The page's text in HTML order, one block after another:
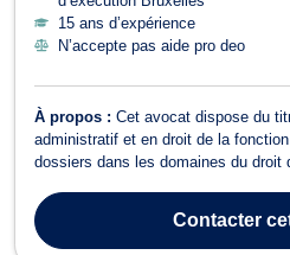
15 ans d’expérience
N’accepte pas aide pro deo
À propos : Cet avocat dispose du
administratif et en droit de la
dossiers dans les domaines du droit
(statutaires/contractuels, personnel
région/communauté/OIP, communal,
Contacter